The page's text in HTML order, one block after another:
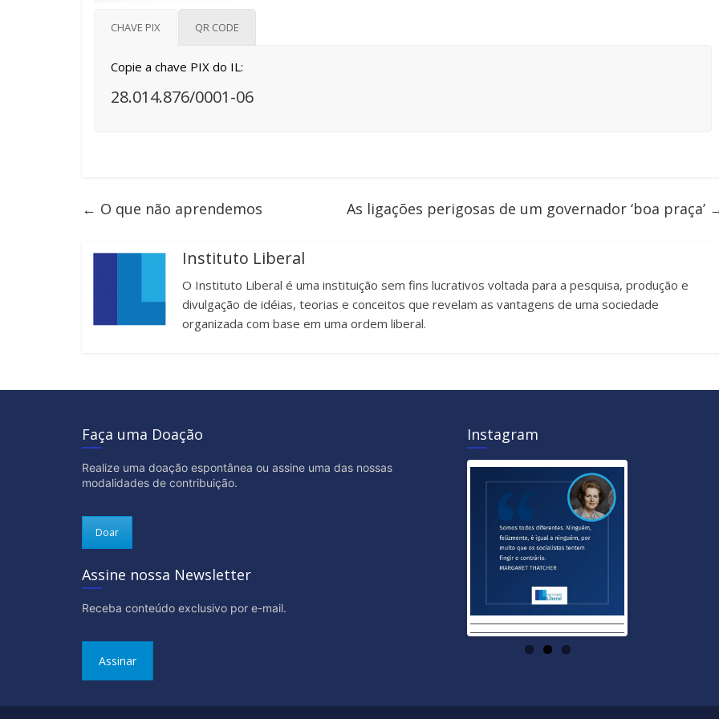
CHAVE PIX QR CODE
Copie a chave PIX do IL:
28.014.876/0001-06
← O que não aprendemos As ligações perigosas de um governador ‘boa praça’
Instituto Liberal
O Instituto Liberal é uma instituição sem fins lucrativos voltada para a pesquisa, produção e
divulgação de idéias, teorias e conceitos que revelam as vantagens de uma sociedade
organizada com base em uma ordem liberal.
Faça uma Doação
Realize uma doação espontânea ou assine uma das nossas
modalidades de contribuição.
Doar
Assine nossa Newsletter
Receba conteúdo exclusivo por e-mail.
Assinar
Instagram